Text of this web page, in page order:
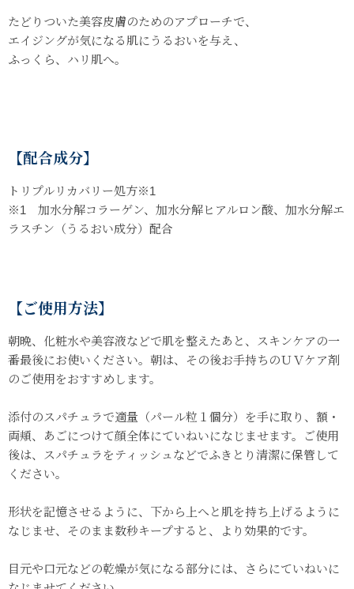
たどりついた美容皮膚のためのアプローチで、
エイジングが気になる肌にうるおいを与え、
ふっくら、ハリ肌へ。
【配合成分】
トリプルリカバリー処方※1
※1 加水分解コラーゲン、加水分解ヒアルロン酸、加水分解エ
ラスチン（うるおい成分）配合
【ご使用方法】
朝晩、化粧水や美容液などで肌を整えたあと、スキンケアの一
番最後にお使いください。朝は、その後お手持ちのＵＶケア剤
のご使用をおすすめします。
添付のスパチュラで適量（パール粒１個分）を手に取り、額・
両頬、あごにつけて顔全体にていねいになじませます。ご使用
後は、スパチュラをティッシュなどでふきとり清潔に保管して
ください。
形状を記憶させるように、下から上へと肌を持ち上げるように
なじませ、そのまま数秒キープすると、より効果的です。
目元や口元などの乾燥が気になる部分には、さらにていねいに